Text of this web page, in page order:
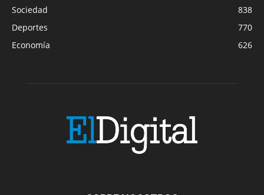
Sociedad
838
Deportes
770
Economía
626